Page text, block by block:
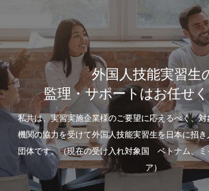
外国人技能実習生
監理・サポートはお任せく
私共は、実習実施企業様のご要望に応えるべく、
機関の協力を受けて外国人技能実習生を日本に招
団体です。（現在の受け入れ対象国 ベトナム、ミ
ア）